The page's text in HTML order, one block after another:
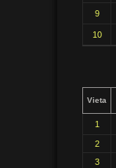
9
10
Vieta
1
2
3